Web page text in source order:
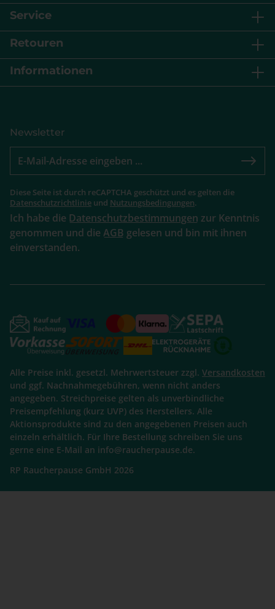
Service
Retouren
Informationen
Newsletter
Diese Seite ist durch reCAPTCHA geschützt und es gelten die
Datenschutzrichtlinie und Nutzungsbedingungen.
Ich habe die Datenschutzbestimmungen zur Kenntnis
genommen und die AGB gelesen und bin mit ihnen
einverstanden.
Alle Preise inkl. gesetzl. Mehrwertsteuer zzgl. Versandkosten
und ggf. Nachnahmegebühren, wenn nicht anders
angegeben. Streichpreise gelten als unverbindliche
Preisempfehlung (kurz UVP) des Herstellers. Alle
Aktionsprodukte sind zu den angegebenen Preisen auch
einzeln erhältlich. Für Ihre Bestellung schreiben Sie uns
gerne eine E-Mail an info@raucherpause.de.
RP Raucherpause GmbH 2026